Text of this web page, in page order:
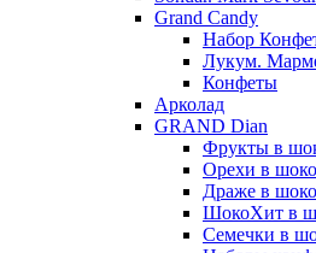
Grand Candy
Набор
Лукум.
Конфеты
Арколад
GRAND Dian
Фрукты в
Орехи в
Драже в
ШокоХит в
Семечки в